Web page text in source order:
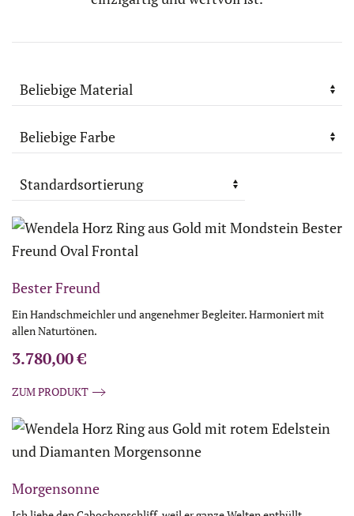
Bester Freund
Ein Handschmeichler und angenehmer Begleiter. Harmoniert mit
allen Naturtönen.
3.780,00€
ZUM PRODUKT
Morgensonne